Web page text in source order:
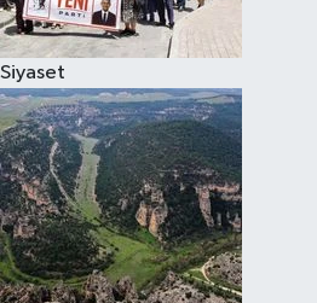
Siyaset